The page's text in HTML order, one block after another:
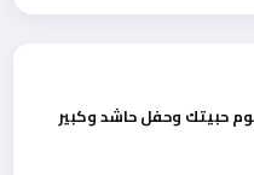
حبيتك وحفل حاشد وكبير